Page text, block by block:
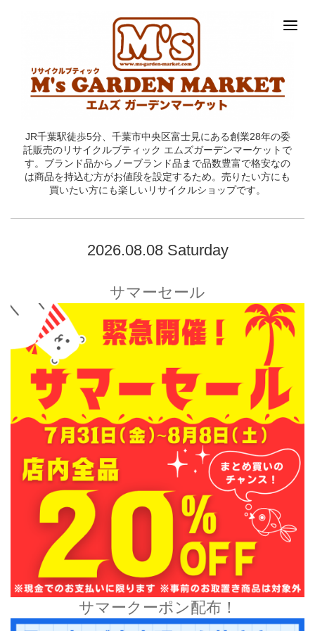
JR千葉駅徒歩5分、千葉市中央区富士見にある創業28年の委
託販売のリサイクルブティック エムズガーデンマーケットで
す。ブランド品からノーブランド品まで品数豊富で格安なの
は商品を持込む方がお値段を設定するため。売りたい方にも
買いたい方にも楽しいリサイクルショップです。
2026.08.08 Saturday
サマーセール
サマークーポン配布！